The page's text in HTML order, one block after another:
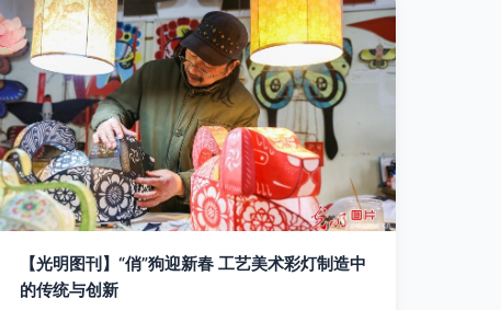
【光明图刊】“俏”狗迎新春 工艺美术彩灯制造中
的传统与创新